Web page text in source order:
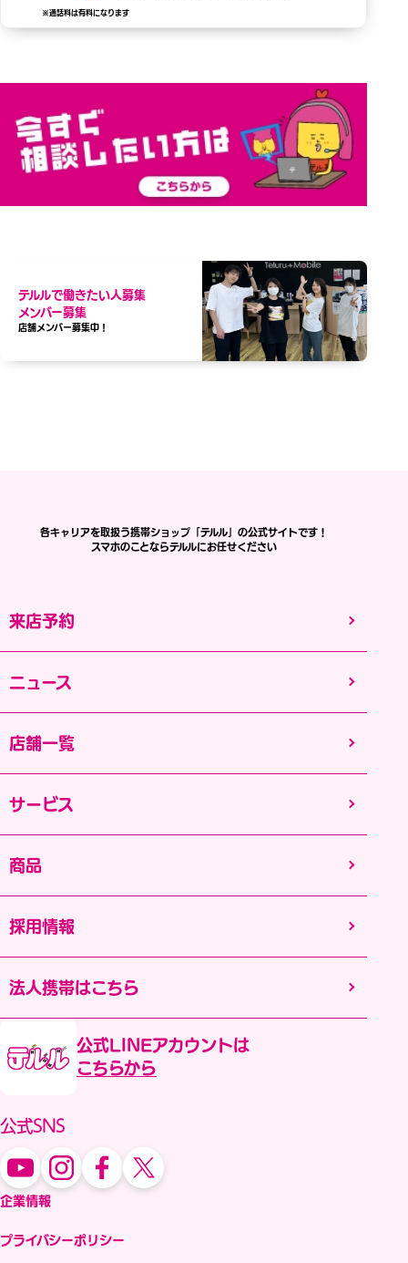
※通話料は有料になります
テルルで働きたい人募集
メンバー募集
店舗メンバー募集中！
来店予約
ニュース
店舗一覧
サービス
商品
採用情報
法人携帯はこちら
公式LINEアカウントは
こちらから
公式SNS
企業情報
プライバシーポリシー
各キャリアを取扱う携帯ショップ「テルル」の公式サイトです！
スマホのことならテルルにお任せください